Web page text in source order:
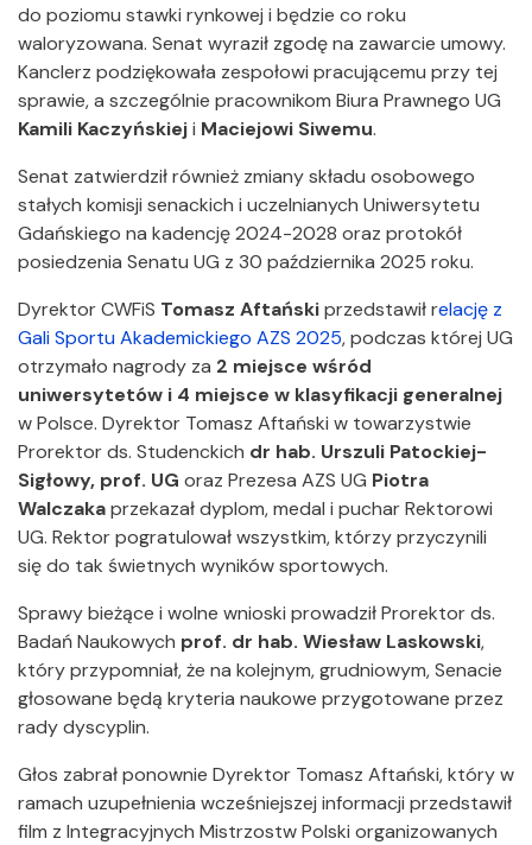
do poziomu stawki rynkowej i będzie co roku
waloryzowana. Senat wyraził zgodę na zawarcie umowy.
Kanclerz podziękowała zespołowi pracującemu przy tej
sprawie, a szczególnie pracownikom Biura Prawnego UG
Kamili Kaczyńskieji Maciejowi Siwemu.
Senat zatwierdził również zmiany składu osobowego
stałych komisji senackich i uczelnianych Uniwersytetu
Gdańskiego na kadencję 2024-2028 oraz protokół
posiedzenia Senatu UG z 30 października 2025 roku.
Dyrektor CWFiS Tomasz Aftańskiprzedstawił relację z
Gali Sportu Akademickiego AZS 2025, podczas której UG
otrzymało nagrody za 2 miejsce wśród
uniwersytetów i 4 miejsce w klasyfikacji generalnej
w Polsce. Dyrektor Tomasz Aftański w towarzystwie
Prorektor ds. Studenckich dr hab. Urszuli Patockiej-
Sigłowy, prof. UG oraz Prezesa AZS UG Piotra
Walczakaprzekazał dyplom, medal i puchar Rektorowi
UG. Rektor pogratulował wszystkim, którzy przyczynili
się do tak świetnych wyników sportowych.
Sprawy bieżące i wolne wnioski prowadził Prorektor ds.
Badań Naukowych prof. dr hab. Wiesław Laskowski,
który przypomniał, że na kolejnym, grudniowym, Senacie
głosowane będą kryteria naukowe przygotowane przez
rady dyscyplin.
Głos zabrał ponownie Dyrektor Tomasz Aftański, który w
ramach uzupełnienia wcześniejszej informacji przedstawił
film z Integracyjnych Mistrzostw Polski organizowanych